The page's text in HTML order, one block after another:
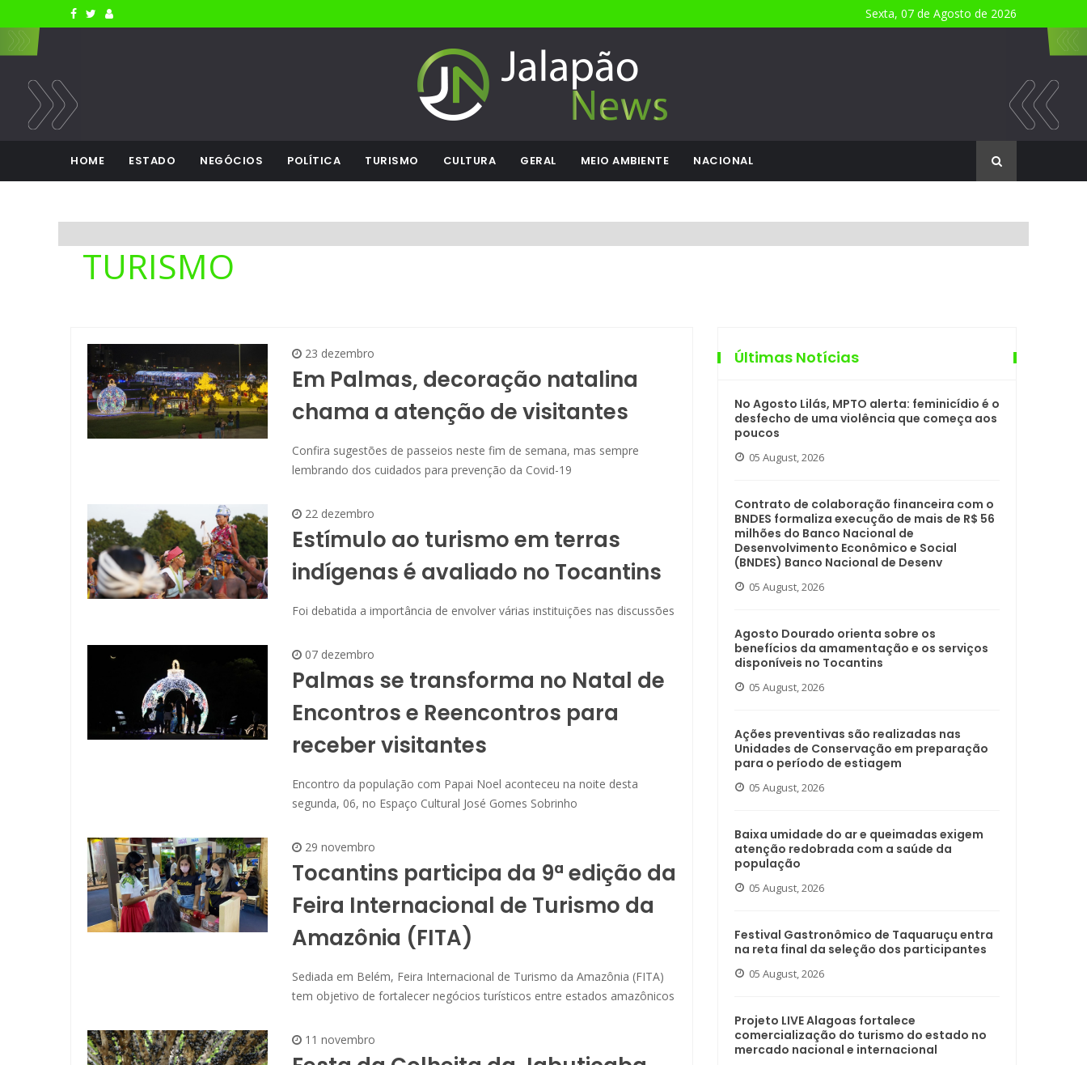
Sexta, 07 de Agosto de 2026
HOME ESTADO NEGÓCIOS POLÍTICA TURISMO CULTURA GERAL MEIO AMBIENTE NACIONAL
TURISMO
23 dezembro
Em Palmas, decoração natalina
chama a atenção de visitantes
Confira sugestões de passeios neste fim de semana, mas sempre
lembrando dos cuidados para prevenção da Covid-19
22 dezembro
Estímulo ao turismo em terras
indígenas é avaliado no Tocantins
Foi debatida a importância de envolver várias instituições nas discussões
07 dezembro
Palmas se transforma no Natal de
Encontros e Reencontros para
receber visitantes
Encontro da população com Papai Noel aconteceu na noite desta
segunda, 06, no Espaço Cultural José Gomes Sobrinho
29 novembro
Tocantins participa da 9ª edição da
Feira Internacional de Turismo da
Amazônia (FITA)
Sediada em Belém, Feira Internacional de Turismo da Amazônia (FITA)
tem objetivo de fortalecer negócios turísticos entre estados amazônicos
11 novembro
Últimas Notícias
No Agosto Lilás, MPTO alerta: feminicídio é o
desfecho de uma violência que começa aos
poucos
05 August, 2026
Contrato de colaboração financeira com o
BNDES formaliza execução de mais de R$ 56
milhões do Banco Nacional de
Desenvolvimento Econômico e Social
(BNDES) Banco Nacional de Desenv
05 August, 2026
Agosto Dourado orienta sobre os
benefícios da amamentação e os serviços
disponíveis no Tocantins
05 August, 2026
Ações preventivas são realizadas nas
Unidades de Conservação em preparação
para o período de estiagem
05 August, 2026
Baixa umidade do ar e queimadas exigem
atenção redobrada com a saúde da
população
05 August, 2026
Festival Gastronômico de Taquaruçu entra
na reta final da seleção dos participantes
05 August, 2026
Projeto LIVE Alagoas fortalece
comercialização do turismo do estado no
mercado nacional e internacional